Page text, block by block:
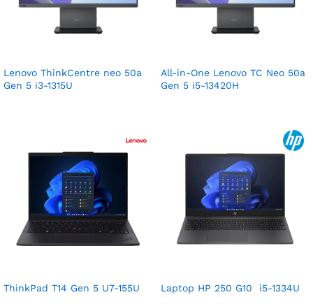
Lenovo ThinkCentre neo 50a
Gen 5 i3-1315U
All-in-One Lenovo TC Neo 50a
Gen 5 i5-13420H
ThinkPad T14 Gen 5 U7-155U Laptop HP 250 G10 i5-1334U